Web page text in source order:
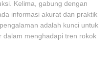
Kelima, gabung dengan
informasi akurat dan praktik
adalah kunci untuk
dalam menghadapi tren rokok